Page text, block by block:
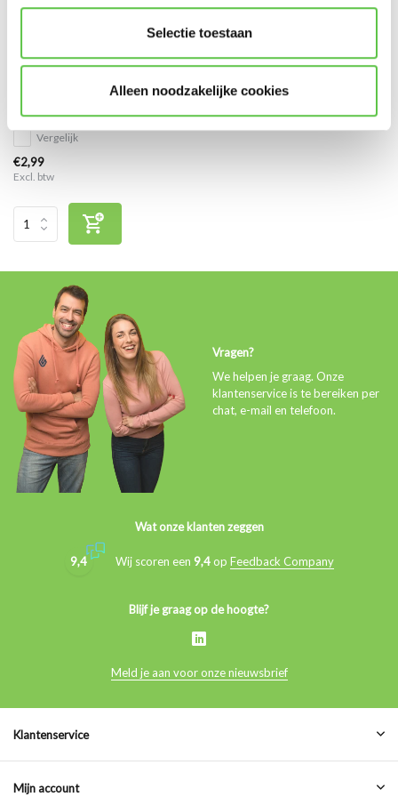
Selectie toestaan
Alleen noodzakelijke cookies
netwerkkabel 2 meter paars
Vergelijk
€2,99
Excl. btw
Vragen?
We helpen je graag. Onze
klantenservice is te bereiken per
chat, e-mail en telefoon.
Wat onze klanten zeggen
9,4 Wij scoren een 9,4op Feedback Company
Blijf je graag op de hoogte?
Meld je aan voor onze nieuwsbrief
Klantenservice
Mijn account